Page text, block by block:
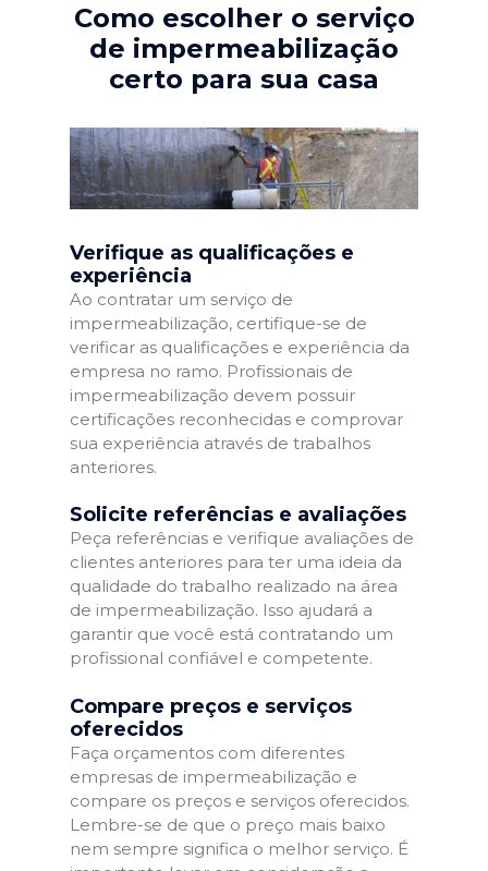
Como escolher o serviço
de impermeabilização
certo para sua casa
Verifique as qualificações e
experiência
Ao contratar um serviço de
impermeabilização, certifique-se de
verificar as qualificações e experiência da
empresa no ramo. Profissionais de
impermeabilização devem possuir
certificações reconhecidas e comprovar
sua experiência através de trabalhos
anteriores.
Solicite referências e avaliações
Peça referências e verifique avaliações de
clientes anteriores para ter uma ideia da
qualidade do trabalho realizado na área
de impermeabilização. Isso ajudará a
garantir que você está contratando um
profissional confiável e competente.
Compare preços e serviços
oferecidos
Faça orçamentos com diferentes
empresas de impermeabilização e
compare os preços e serviços oferecidos.
Lembre-se de que o preço mais baixo
nem sempre significa o melhor serviço. É